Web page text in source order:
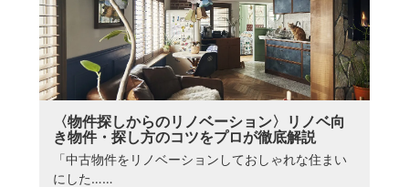
〈物件探しからのリノベーション〉リノベ向
き物件・探し方のコツをプロが徹底解説
「中古物件をリノベーションしておしゃれな住まい
にした……